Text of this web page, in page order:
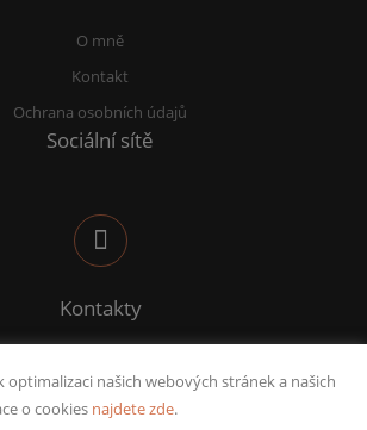
O mně
Kontakt
Ochrana osobních údajů
Sociální sítě
Kontakty
732 582 969
optimalizaci našich webových stránek a našich
o cookies najdete zde.